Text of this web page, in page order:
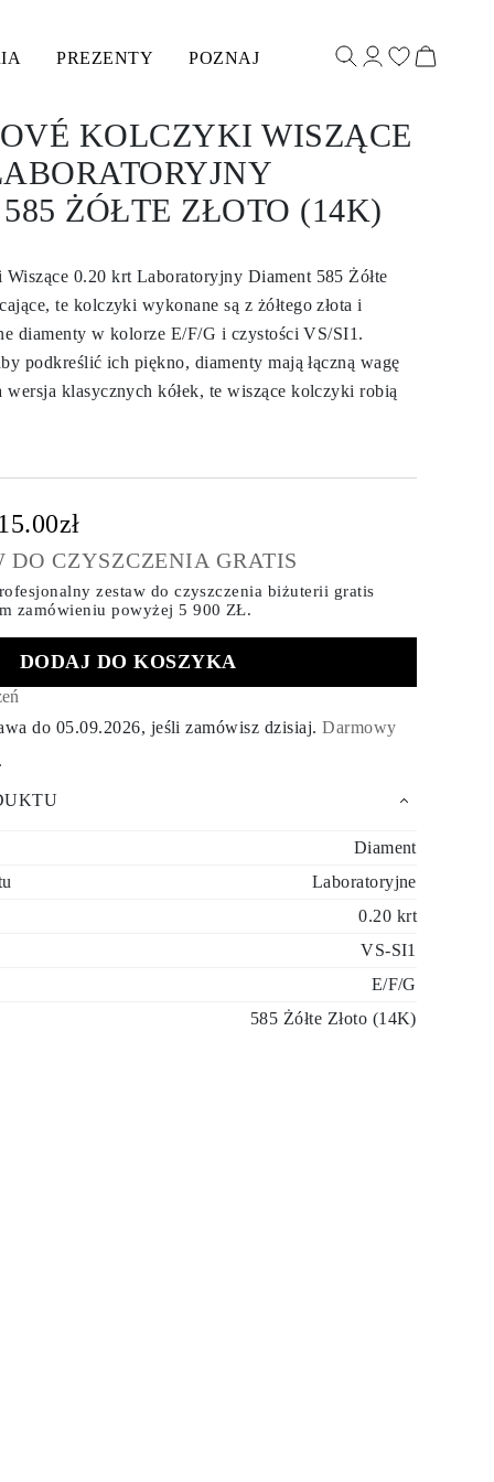
PREZENTY POZNAJ
KOLCZYKI WISZĄCE
ŻÓŁTE ZŁOTO (14K)
0.20 krt Laboratoryjny Diament 585 Żółte
te kolczyki wykonane są z żółtego złota i
diamenty w kolorze E/F/G i czystości VS/SI1.
podkreślić ich piękno, diamenty mają łączną wagę
klasycznych kółek, te wiszące kolczyki robią
DO CZYSZCZENIA GRATIS
zestaw do czyszczenia biżuterii gratis
zamówieniupowyżej 5 900 ZŁ.
DODAJ DO KOSZYKA
do 05.09.2026, jeśli zamówisz dzisiaj.Darmowy
Diament
Laboratoryjne
0.20 krt
VS-SI1
E/F/G
585 Żółte Złoto (14K)